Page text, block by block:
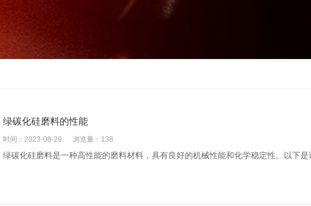
绿碳化硅磨料的性能
时间：2023-08-29 浏览量：138
绿碳化硅磨料是一种高性能的磨料材料，具有良好的机械性能和化学稳定性。以下是